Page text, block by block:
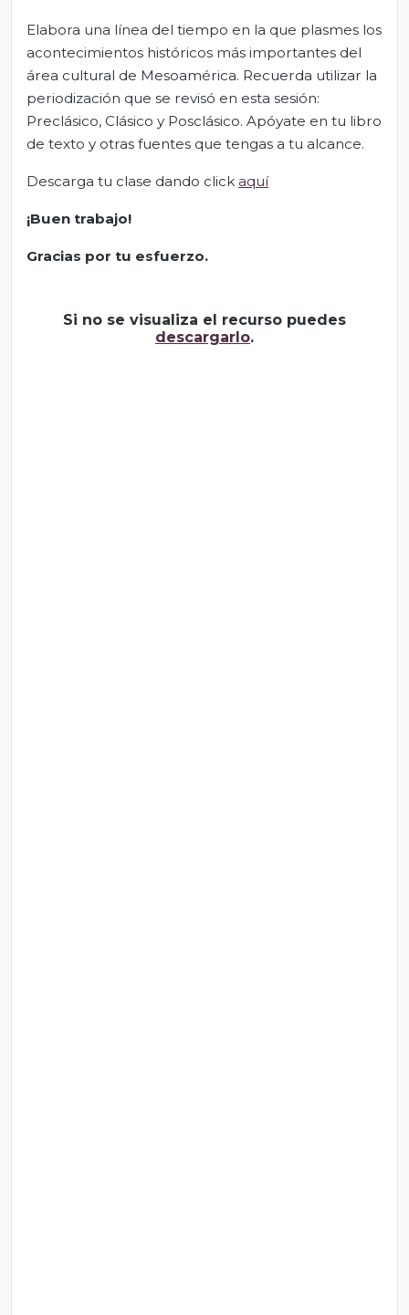
Elabora una línea del tiempo en la que plasmes los
acontecimientos históricos más importantes del
área cultural de Mesoamérica. Recuerda utilizar la
periodización que se revisó en esta sesión:
Preclásico, Clásico y Posclásico. Apóyate en tu libro
de texto y otras fuentes que tengas a tu alcance.
Descarga tu clase dando click aquí
¡Buen trabajo!
Gracias por tu esfuerzo.
Si no se visualiza el recurso puedes
descargarlo.